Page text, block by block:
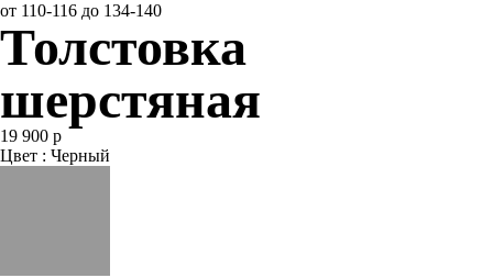
от 110-116 до 134-140
Толстовка
шерстяная
19 900 р
Цвет : Черный